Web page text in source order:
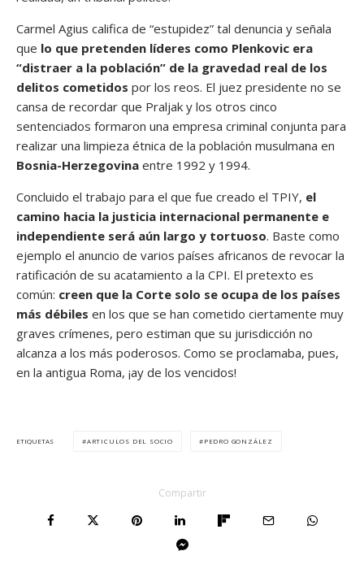
Carmel Agius califica de “estupidez” tal denuncia y señala
que lo que pretenden líderes como Plenkovic era
“distraer a la población” de la gravedad real de los
delitos cometidos por los reos. El juez presidente no se
cansa de recordar que Praljak y los otros cinco
sentenciados formaron una empresa criminal conjunta para
realizar una limpieza étnica de la población musulmana en
Bosnia-Herzegovina entre 1992 y 1994.
Concluido el trabajo para el que fue creado el TPIY, el
camino hacia la justicia internacional permanente e
independiente será aún largo y tortuoso. Baste como
ejemplo el anuncio de varios países africanos de revocar la
ratificación de su acatamiento a la CPI. El pretexto es
común: creen que la Corte solo se ocupa de los países
más débiles en los que se han cometido ciertamente muy
graves crímenes, pero estiman que su jurisdicción no
alcanza a los más poderosos. Como se proclamaba, pues,
en la antigua Roma, ¡ay de los vencidos!
ETIQUETAS ARTICULOS DEL SOCIO PEDRO GONZÁLEZ
Compartir